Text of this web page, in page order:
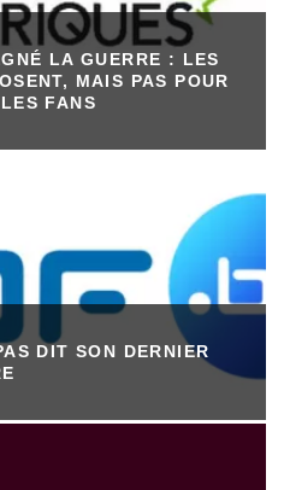
LA GUERRE : LES
MAIS PAS POUR
FANS
DIT SON DERNIER